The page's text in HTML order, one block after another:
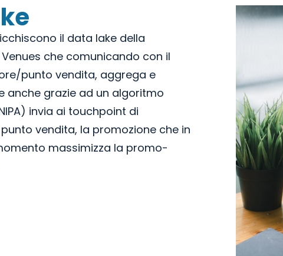
il data lake della
che comunicando con il
punto vendita, aggrega e
anche grazie ad un algoritmo
invia ai touchpoint di
vendita, la promozione che in
massimizza la promo-